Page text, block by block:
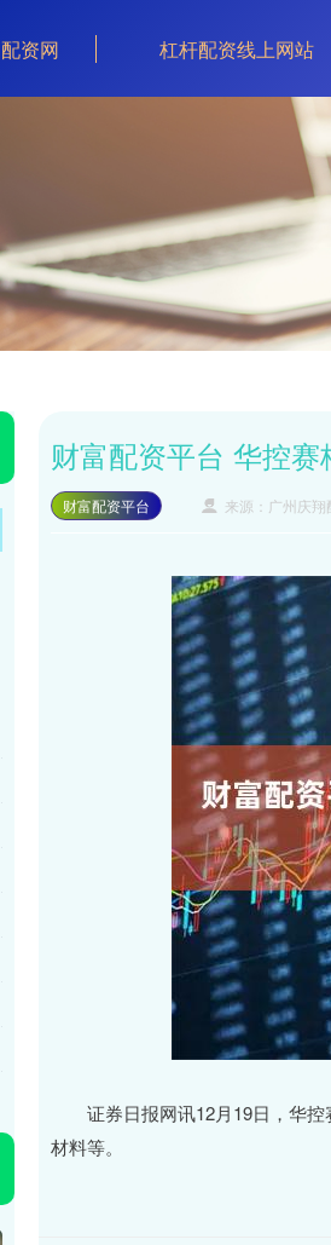
配资网 杠杆配资线上网站
财富配资平台 华控
财富配资平台 来源：广州庆翔
证券日报网讯12月19日，华控
材料等。